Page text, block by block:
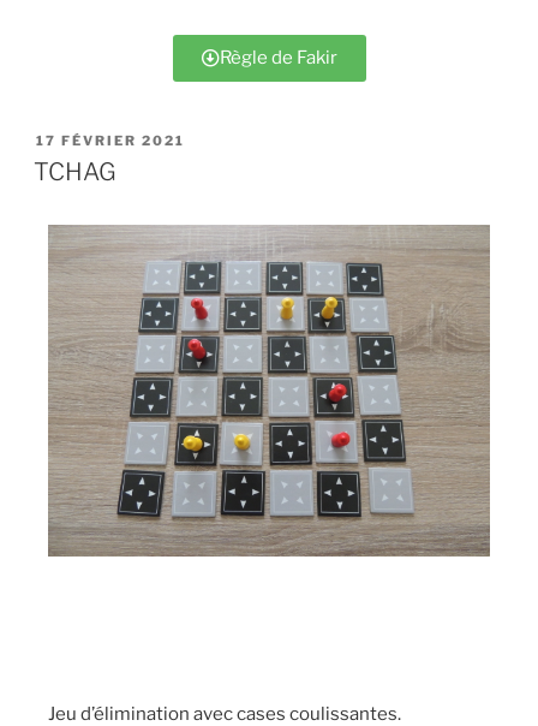
Règle de Fakir
17 FÉVRIER 2021
TCHAG
Jeu d’élimination avec cases coulissantes.